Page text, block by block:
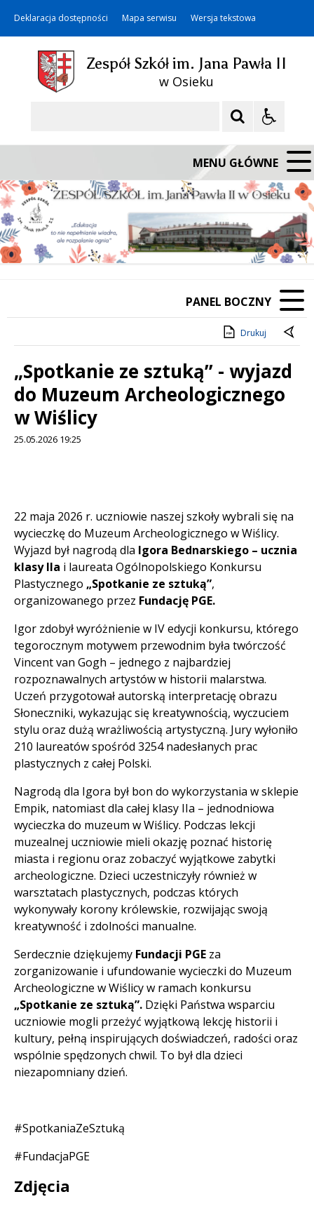
Deklaracja dostępności Mapa serwisu Wersja tekstowa
Zespół Szkół im. Jana Pawła II
w Osieku
MENU GŁÓWNE
PANEL BOCZNY
Drukuj
„Spotkanie ze sztuką” - wyjazd
do Muzeum Archeologicznego
w Wiślicy
25.05.2026 19:25
22 maja 2026 r. uczniowie naszej szkoły wybrali się na
wycieczkę do Muzeum Archeologicznego w Wiślicy.
Wyjazd był nagrodą dla Igora Bednarskiego – ucznia
klasy IIa i laureata Ogólnopolskiego Konkursu
Plastycznego „Spotkanie ze sztuką”,
organizowanego przez Fundację PGE.
Igor zdobył wyróżnienie w IV edycji konkursu, którego
tegorocznym motywem przewodnim była twórczość
Vincent van Gogh – jednego z najbardziej
rozpoznawalnych artystów w historii malarstwa.
Uczeń przygotował autorską interpretację obrazu
Słoneczniki, wykazując się kreatywnością, wyczuciem
stylu oraz dużą wrażliwością artystyczną. Jury wyłoniło
210 laureatów spośród 3254 nadesłanych prac
plastycznych z całej Polski.
Nagrodą dla Igora był bon do wykorzystania w sklepie
Empik, natomiast dla całej klasy IIa – jednodniowa
wycieczka do muzeum w Wiślicy. Podczas lekcji
muzealnej uczniowie mieli okazję poznać historię
miasta i regionu oraz zobaczyć wyjątkowe zabytki
archeologiczne. Dzieci uczestniczyły również w
warsztatach plastycznych, podczas których
wykonywały korony królewskie, rozwijając swoją
kreatywność i zdolności manualne.
Serdecznie dziękujemy Fundacji PGE za
zorganizowanie i ufundowanie wycieczki do Muzeum
Archeologiczne w Wiślicy w ramach konkursu
„Spotkanie ze sztuką”. Dzięki Państwa wsparciu
uczniowie mogli przeżyć wyjątkową lekcję historii i
kultury, pełną inspirujących doświadczeń, radości oraz
wspólnie spędzonych chwil. To był dla dzieci
niezapomniany dzień.
#SpotkaniaZeSztuką
#FundacjaPGE
Zdjęcia